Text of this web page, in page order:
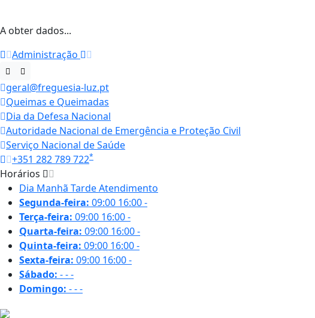
A obter dados...
Administração
geral@freguesia-luz.pt
Queimas e Queimadas
Dia da Defesa Nacional
Autoridade Nacional de Emergência e Proteção Civil
Serviço Nacional de Saúde
+351 282 789 722*
Horários
Dia Manhã TardeAtendimento
Segunda-feira: 09:00 16:00-
Terça-feira: 09:00 16:00-
Quarta-feira: 09:00 16:00-
Quinta-feira: 09:00 16:00-
Sexta-feira: 09:00 16:00-
Sábado: ---
Domingo: ---